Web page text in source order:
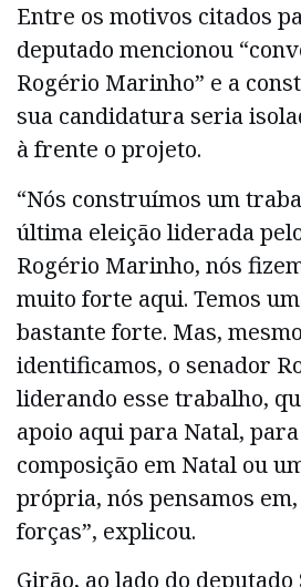
Entre os motivos citados
deputado mencionou
Rogério Marinho” e a
sua candidatura seria
à frente o projeto.
“Nós construímos um
última eleição liderada
Rogério Marinho, nós
muito forte aqui. Temos
bastante forte. Mas,
identificamos, o senador
liderando esse trabalho,
apoio aqui para Natal,
composição em Natal ou
própria, nós pensamos
forças”, explicou.
Girão, ao lado do deputado